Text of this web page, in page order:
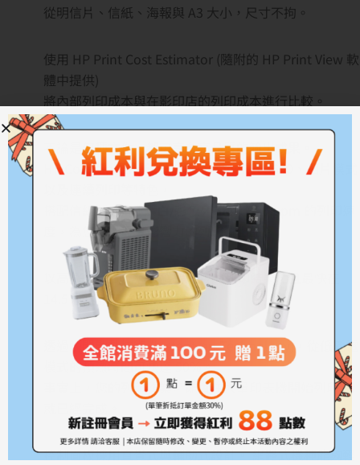
從明信片、信紙、海報與 A3 大小，尺寸不拘。
使用 HP Print Cost Estimator (隨附的 HP Print View 軟
體中提供)
將內部列印成本與在影印店的列印成本進行比較。
不論是何種文件，都可享有高品質的輸出成果。
HP ColorSphere 碳粉、HP ImageREt 3600、相片模式
搭配信紙/A4 尺寸黑白/彩色列印高達 20 ppm 的列印速
度，為您提供最具影響力的列印輸出品。
以高達 20 ppm 速度獲得一致的列印結果，且最快在
14.5 秒內就可輸出第一頁。
透過瞬間啟動技術 (Instant-on Technology)，從低耗電
模式的預熱時間可快達 50%。
事實上，您的列印作業可能會在大量印表機開始列印前
控制面板採用直覺式與輔助式設計。 網路式機種能夠輕